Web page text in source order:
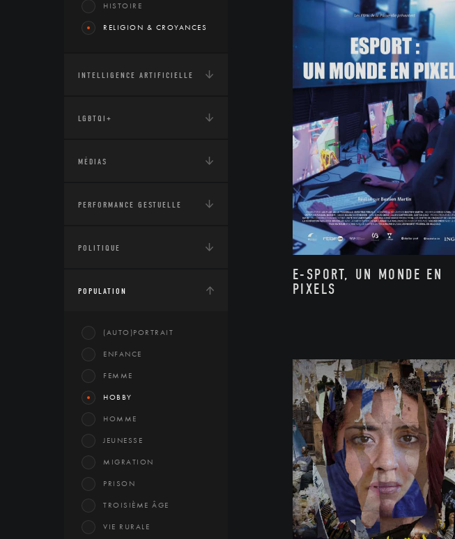
HISTOIRE
RELIGION & CROYANCES
INTELLIGENCE ARTIFICIELLE
LGBTQI+
MÉDIAS
PERFORMANCE GESTUELLE
POLITIQUE
POPULATION
(AUTO)PORTRAIT
ENFANCE
FEMME
HOBBY
HOMME
JEUNESSE
MIGRATION
PRISON
TROISIÈME ÂGE
VIE RURALE
E-SPORT, UN MONDE EN
PIXELS